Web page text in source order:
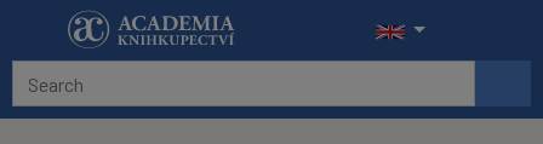
Skip to main content